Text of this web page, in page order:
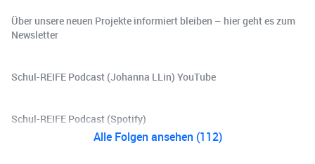
Über unsere neuen Projekte informiert bleiben – hier geht es zum
Newsletter
Schul-REIFE Podcast (Johanna LLin) YouTube
Schul-REIFE Podcast (Spotify)
Alle Folgen ansehen (112)